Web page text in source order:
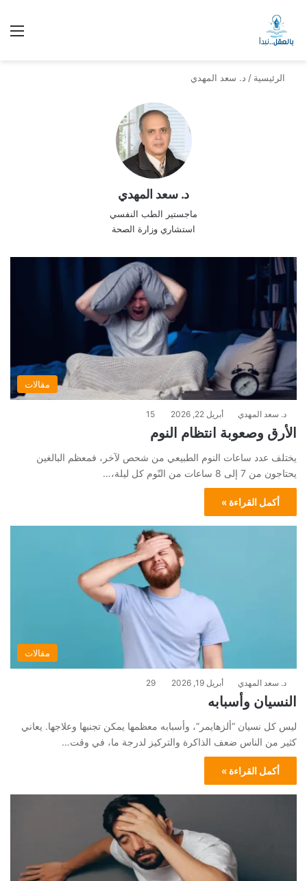
الرئيسية / د. سعد المهدي
د. سعد المهدي
ماجستير الطب النفسي
استشاري وزارة الصحة
مقالات
د. سعد المهدي أبريل 22, 2026 15
الأرق وصعوبة انتظام النوم
يختلف عدد ساعات النوم الطبيعي من شحص لآخر، فمعظم البالغين
يحتاجون من 7 إلى 8 ساعات من النّوم كل ليلة،…
أكمل القراءة »
مقالات
د. سعد المهدي أبريل 19, 2026 29
النسيان وأسبابه
ليس كل نسيان “ألزهايمر”، وأسبابه معظمها يمكن تجنبها وعلاجها. يعاني
كثير من الناس ضعف الذاكرة والتركيز لدرجة ما، في وقت…
أكمل القراءة »